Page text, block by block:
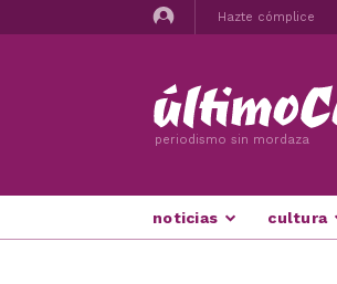
Hazte cómplice
periodismo sin mordaza
noticias cultura